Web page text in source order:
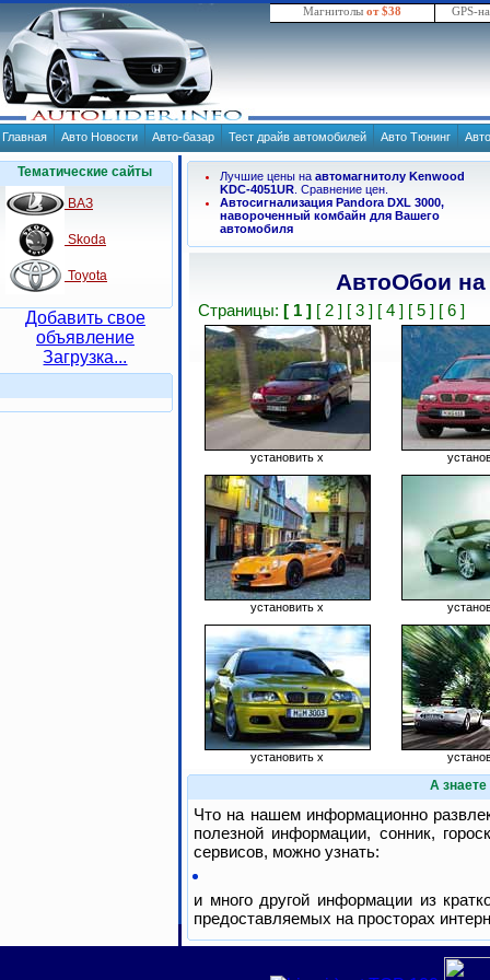
Магнитолы от $38 GPS-
Главная Авто Новости Авто-базар Тест драйв автомобилей Авто Тюнинг
Тематические сайты
ВАЗ
Skoda
Toyota
Добавить свое
объявление
Загрузка...
Лучшие цены на автомагнитолу Kenwood
KDC-4051UR . Сравнение цен.
Автосигнализация Pandora DXL 3000,
навороченный комбайн для Вашего
автомобиля
АвтоОбои на
Страницы: [ 1 ] [ 2 ] [ 3 ] [ 4 ] [ 5 ] [ 6 ]
установить x
установить x
установить x
А
Что на нашем информационно
полезной информации, сонник,
сервисов, можно узнать:
и много другой информации из
предоставляемых на просторах